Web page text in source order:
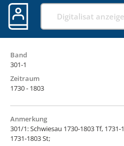
Digitalisat
Band
301-1
Zeitraum
1730 - 1803
Anmerkung
301/1: Schwiesau 1730-1803 Tf,
1731-1803 St;